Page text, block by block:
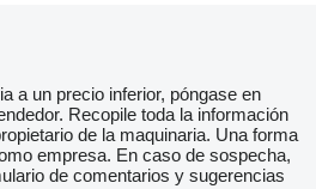
a un precio inferior, póngase en
Recopile toda la información
de la maquinaria. Una forma
empresa. En caso de sospecha,
de comentarios y sugerencias